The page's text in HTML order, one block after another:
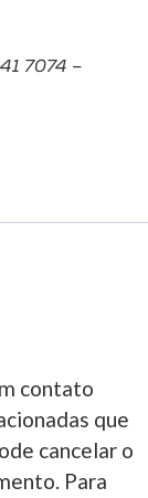
7074 –
contato
que
cancelar o
Para